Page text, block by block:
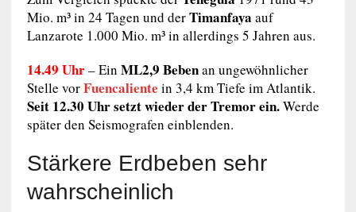
Mio. m³ in 24 Tagen und derTimanfaya auf
Lanzarote 1.000 Mio. m³ in allerdings 5 Jahren aus.
14.49 Uhr– Ein ML2,9 Bebenan ungewöhnlicher
Stelle vorFuencaliente in 3,4 km Tiefe im Atlantik.
Seit 12.30 Uhr setzt wieder der Tremor ein.Werde
später den Seismografen einblenden.
Stärkere Erdbeben sehr
wahrscheinlich